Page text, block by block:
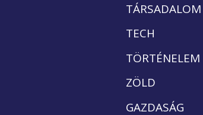
TÁRSADALOM
TECH
TÖRTÉNELEM
ZÖLD
GAZDASÁG